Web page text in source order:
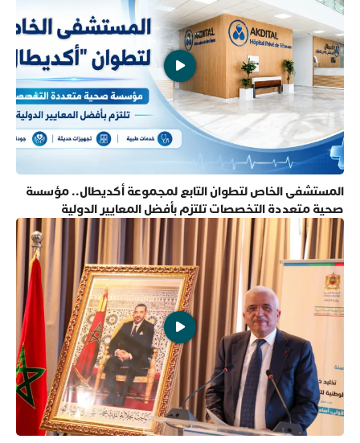
المستشفى الخاص لتطوان التابع لمجموعة أكديطال.. مؤسسة
صحية متعددة التخصصات تلتزم بأفضل المعايير الدولية